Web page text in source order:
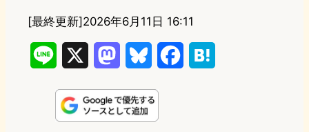
[最終更新]2026年6月11日 16:11
n
s
u